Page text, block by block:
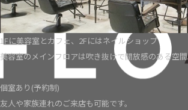
1Fに美容室とカフェ、2Fにはネイルショップ
美容室のメインフロアは吹き抜けで開放感のある空
個室あり(予約制)
友人や家族連れのご来店も可能です。